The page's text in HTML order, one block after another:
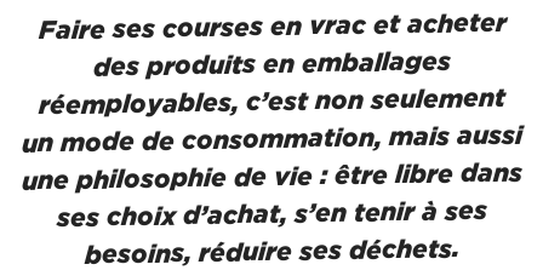
Faire ses courses en vrac et acheter
des produits en emballages
réemployables, c’est non seulement
un mode de consommation, mais aussi
une philosophie de vie : être libre dans
ses choix d’achat, s’en tenir à ses
besoins, réduire ses déchets.